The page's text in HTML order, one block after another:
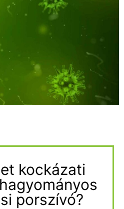
kockázati
porszívó?